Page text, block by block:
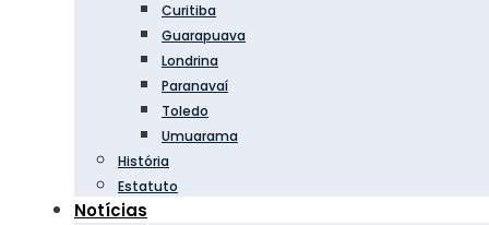
Curitiba
Guarapuava
Londrina
Paranavaí
Toledo
Umuarama
História
Estatuto
Notícias